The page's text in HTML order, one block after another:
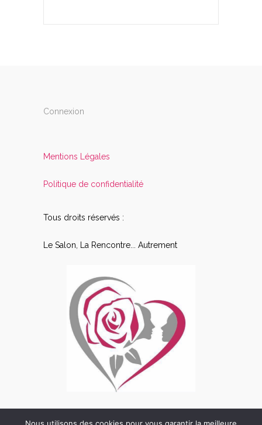
Connexion
Mentions Légales
Politique de confidentialité
Tous droits réservés :
Le Salon, La Rencontre... Autrement